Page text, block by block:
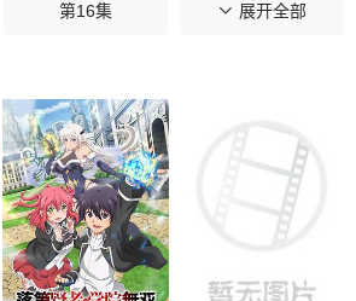
第16集 第15集
第10集
第07集 第06集
第04集 第03集
展开全部